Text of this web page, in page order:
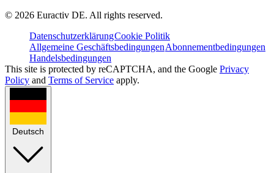
© 2026 Euractiv DE. All rights reserved.
DatenschutzerklärungCookie Politik
Allgemeine GeschäftsbedingungenAbonnementbedingungen
Handelsbedingungen
This site is protected by reCAPTCHA, and the Google Privacy
Policy and Terms of Service apply.
Deutsch